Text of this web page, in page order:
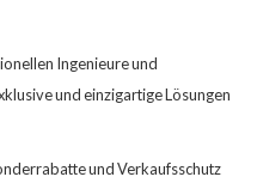
Ingenieure und
und einzigartige Lösungen
und Verkaufsschutz